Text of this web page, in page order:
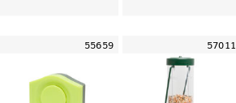
55659 57011